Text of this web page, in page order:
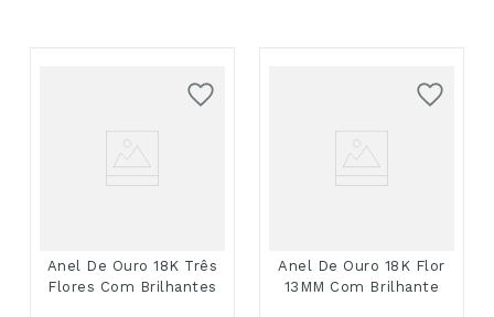
Anel De Ouro 18K Três
Flores Com Brilhantes
Anel De Ouro 18K Flor
13MM Com Brilhante